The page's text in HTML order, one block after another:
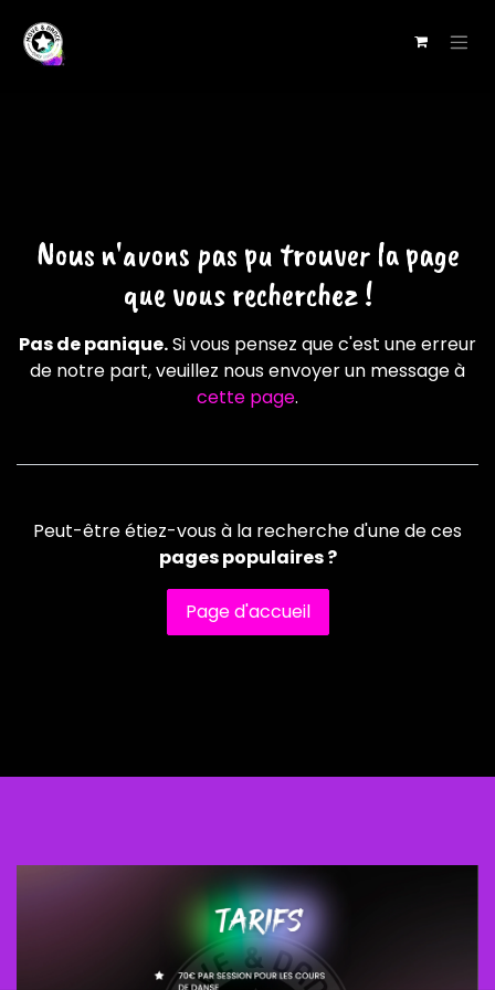
Erreur 404
Nous n'avons pas pu trouver la page
que vous recherchez !
Pas de panique.Si vous pensez que c'est une erreur
de notre part, veuillez nous envoyer un message à
cette page.
Peut-être étiez-vous à la recherche d'une de ces
pages populaires ?
Page d'accueil